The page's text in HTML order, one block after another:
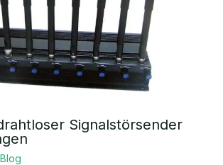
Signalstörsender